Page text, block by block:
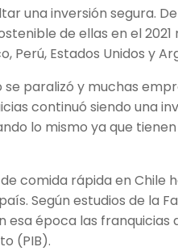
una inversión segura.
de ellas en el 2021
Perú, Estados Unidos y
se paralizó y muchas
continuó siendo una
lo mismo ya que
comida rápida en Chile
Según estudios de la
esa época las
(PIB).